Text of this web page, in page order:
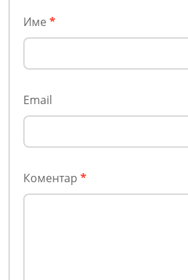
Име *
Email
Коментар *